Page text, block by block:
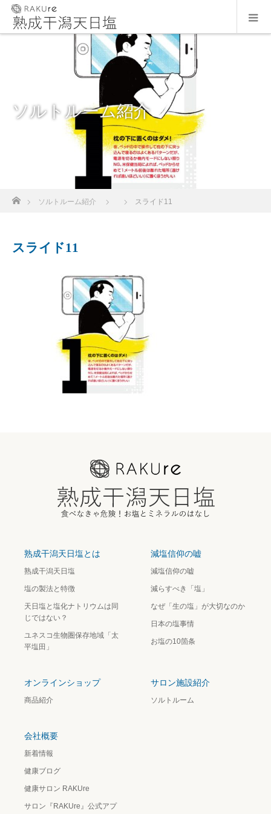
ソルトルーム紹介
ソルトルーム紹介 スライド11
スライド11
熟成干潟天日塩とは
熟成干潟天日塩
塩の製法と特徴
天日塩と塩化ナトリウムは同
じではない？
ユネスコ生物圏保存地域「太
平塩田」
減塩信仰の嘘
減塩信仰の嘘
減らすべき「塩」
なぜ「生の塩」が大切なのか
日本の塩事情
お塩の10箇条
オンラインショップ
商品紹介
サロン施設紹介
ソルトルーム
会社概要
新着情報
健康ブログ
健康サロン RAKUre
サロン『RAKUre』公式アプ